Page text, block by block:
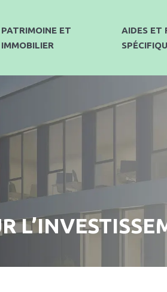
PATRIMOINE ET
IMMOBILIER
AIDES ET